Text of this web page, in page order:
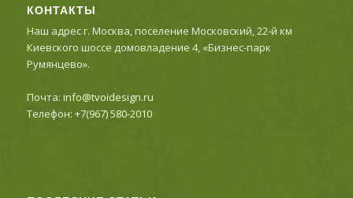
КОНТАКТЫ
Наш адрес г. Москва, поселение Московский, 22-й км
Киевского шоссе домовладение 4, «Бизнес-парк
Румянцево».
Почта: info@tvoidesign.ru
Телефон: +7(967) 580-2010